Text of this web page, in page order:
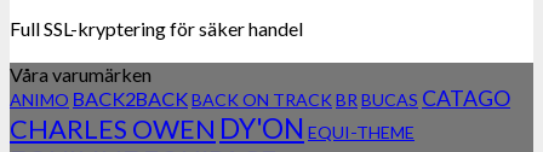
Full SSL-kryptering för säker handel
Våra varumärken
ANIMO BACK2BACKBACK ON TRACK BR BUCAS CATAGO
CHARLES OWEN DY'ON EQUI-THEME